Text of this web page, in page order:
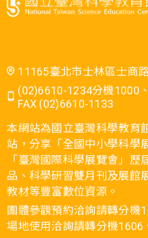
11165臺北市士林區士商
(02)6610-1234分機1000
FAX (02)6610-1133
本網站為國立臺灣科學教育
站，分享「全國中小學科學
「臺灣國際科學展覽會」歷
品、科學研習雙月刊及展館
教材等豐富數位資源。
團體參觀預約洽詢請轉分機
場地使用洽詢請轉分機1606